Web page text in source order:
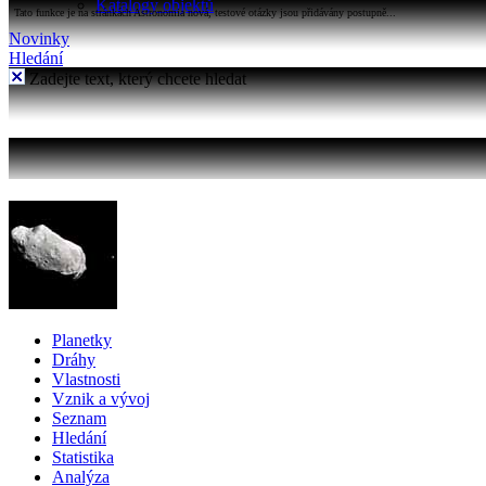
Katalogy objektů
Tato funkce je na stránkách Astronomia nová, testové otázky jsou přidávány postupně...
Novinky
Hledání
Zadejte text, který chcete hledat
Planetky
Dráhy
Vlastnosti
Vznik a vývoj
Seznam
Hledání
Statistika
Analýza